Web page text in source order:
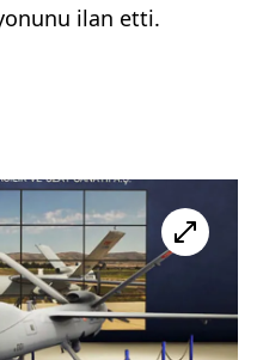
ilan etti.